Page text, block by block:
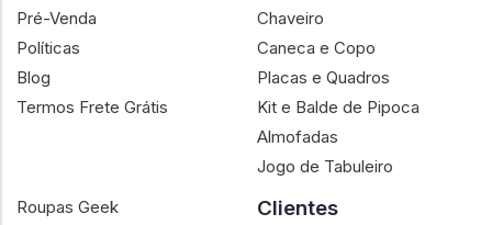
Pré-Venda
Políticas
Blog
Termos Frete Grátis
Chaveiro
Caneca e Copo
Placas e Quadros
Kit e Balde de Pipoca
Almofadas
Jogo de Tabuleiro
Roupas Geek
Clientes